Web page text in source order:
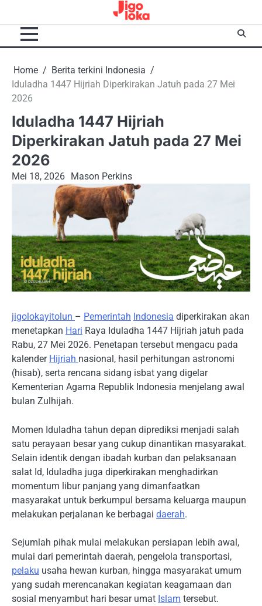
content
Home
Berita terkini Indonesia
Iduladha 1447 Hijriah Diperkirakan Jatuh pada 27 Mei
2026
Iduladha 1447 Hijriah
Diperkirakan Jatuh pada 27 Mei
2026
Mei 18, 2026 Mason Perkins
jigolokayitolun – Pemerintah Indonesia diperkirakan akan
menetapkan Hari Raya Iduladha 1447 Hijriah jatuh pada
Rabu, 27 Mei 2026. Penetapan tersebut mengacu pada
kalender Hijriah nasional, hasil perhitungan astronomi
(hisab), serta rencana sidang isbat yang digelar
Kementerian Agama Republik Indonesia menjelang awal
bulan Zulhijah.
Momen Iduladha tahun depan diprediksi menjadi salah
satu perayaan besar yang cukup dinantikan masyarakat.
Selain identik dengan ibadah kurban dan pelaksanaan
salat Id, Iduladha juga diperkirakan menghadirkan
momentum libur panjang yang dimanfaatkan
masyarakat untuk berkumpul bersama keluarga maupun
melakukan perjalanan ke berbagai daerah.
Sejumlah pihak mulai melakukan persiapan lebih awal,
mulai dari pemerintah daerah, pengelola transportasi,
pelaku usaha hewan kurban, hingga masyarakat umum
yang sudah merencanakan kegiatan keagamaan dan
sosial menyambut hari besar umat Islam tersebut.